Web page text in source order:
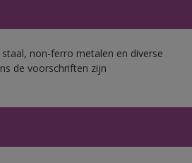
non-ferro metalen en diverse
de voorschriften zijn